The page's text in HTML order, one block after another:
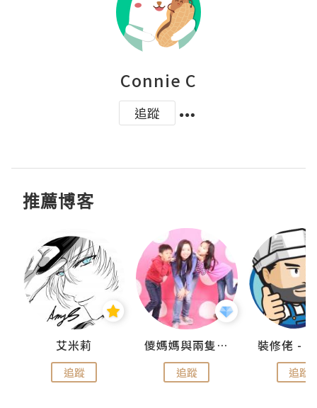
Connie C
追蹤
推薦博客
艾米莉
追蹤
儍媽媽與兩隻小魔怪之家
追蹤 追蹤